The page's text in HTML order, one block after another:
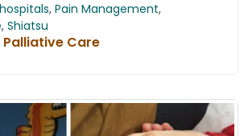
hospitals, Pain Management,
, Shiatsu
Care